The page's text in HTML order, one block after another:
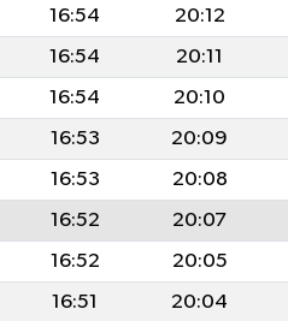
16:54 20:12
16:54 20:11
16:54 20:10
16:53 20:09
16:53 20:08
16:52 20:07
16:52 20:05
16:51 20:04